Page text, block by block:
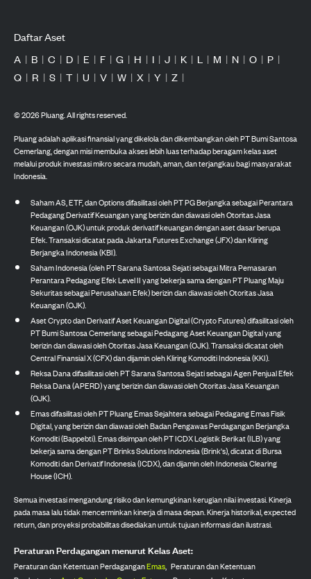
Daftar Aset
A | B | C | D | E | F | G | H | I | J | K | L | M | N | O | P |
Q | R | S | T | U | V | W | X | Y | Z |
©2026Pluang. All rights reserved.
Pluang adalah aplikasi finansial yang dikelola dan dikembangkan oleh PT Bumi Santosa
Cemerlang, dengan misi membuka akses lebih luas terhadap beragam kelas aset
melalui produk investasi mikro secara mudah, aman, dan terjangkau bagi masyarakat
Indonesia.
Saham AS, ETF, dan Options difasilitasi oleh PT PG Berjangka sebagai Perantara
Pedagang Derivatif Keuangan yang berizin dan diawasi oleh Otoritas Jasa
Keuangan (OJK) untuk produk derivatif keuangan dengan aset dasar berupa
Efek. Transaksi dicatat pada Jakarta Futures Exchange (JFX) dan Kliring
Berjangka Indonesia (KBI).
Saham Indonesia (oleh PT Sarana Santosa Sejati sebagai Mitra Pemasaran
Perantara Pedagang Efek Level II yang bekerja sama dengan PT Pluang Maju
Sekuritas sebagai Perusahaan Efek) berizin dan diawasi oleh Otoritas Jasa
Keuangan (OJK).
Aset Crypto dan Derivatif Aset Keuangan Digital (Crypto Futures) difasilitasi oleh
PT Bumi Santosa Cemerlang sebagai Pedagang Aset Keuangan Digital yang
berizin dan diawasi oleh Otoritas Jasa Keuangan (OJK). Transaksi dicatat oleh
Central Finansial X (CFX) dan dijamin oleh Kliring Komoditi Indonesia (KKI).
Reksa Dana difasilitasi oleh PT Sarana Santosa Sejati sebagai Agen Penjual Efek
Reksa Dana (APERD) yang berizin dan diawasi oleh Otoritas Jasa Keuangan
(OJK).
Emas difasilitasi oleh PT Pluang Emas Sejahtera sebagai Pedagang Emas Fisik
Digital, yang berizin dan diawasi oleh Badan Pengawas Perdagangan Berjangka
Komoditi (Bappebti). Emas disimpan oleh PT ICDX Logistik Berikat (ILB) yang
bekerja sama dengan PT Brinks Solutions Indonesia (Brink's), dicatat di Bursa
Komoditi dan Derivatif Indonesia (ICDX), dan dijamin oleh Indonesia Clearing
House (ICH).
Semua investasi mengandung risiko dan kemungkinan kerugian nilai investasi. Kinerja
pada masa lalu tidak mencerminkan kinerja di masa depan. Kinerja historikal, expected
return, dan proyeksi probabilitas disediakan untuk tujuan informasi dan ilustrasi.
Peraturan Perdagangan menurut Kelas Aset:
Peraturan dan Ketentuan PerdaganganEmas, Peraturan dan Ketentuan